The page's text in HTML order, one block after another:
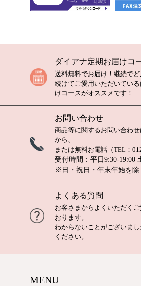
ダイアナ定期お届けコ
送料無料でお届け！継続で
続けてご愛用いただいてい
けコースがオススメです！
お問い合わせ
商品等に関するお問い合わせ
から、
または無料お電話（TEL：
受付時間：平日9:30-19:00
※日・祝日・年末年始を除
よくある質問
お客さまからよくいただく
おります。
わからないことがございまし
ください。
MENU